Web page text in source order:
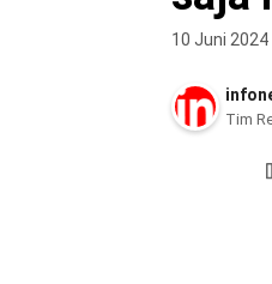
10 Juni 2024
Tim